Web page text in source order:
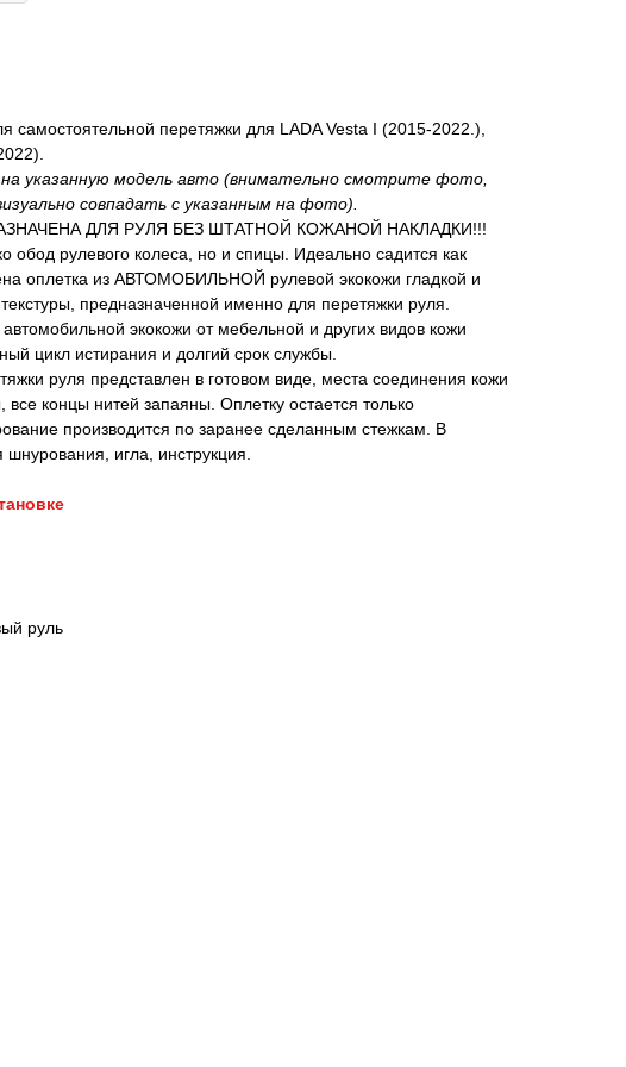
самостоятельной перетяжки для LADA Vesta I (2015-2022.),
указанную модель авто (внимательно смотрите фото,
совпадать с указанным на фото).
ДЛЯ РУЛЯ БЕЗ ШТАТНОЙ КОЖАНОЙ НАКЛАДКИ!!!
обод рулевого колеса, но и спицы. Идеально садится как
оплетка из АВТОМОБИЛЬНОЙ рулевой экокожи гладкой и
предназначенной именно для перетяжки руля.
экокожи от мебельной и других видов кожи
цикл истирания и долгий срок службы.
руля представлен в готовом виде, места соединения кожи
все концы нитей запаяны. Оплетку остается только
производится по заранее сделанным стежкам. В
шнурования, игла, инструкция.
руль